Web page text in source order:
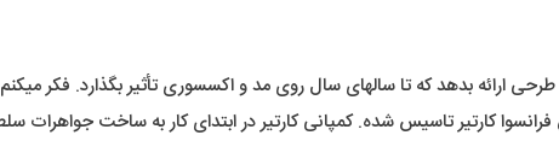
ارائه بدهد که تا سالهای سال روی مد و اکسسوری تأثیر بگذارد. فکر
قدمتی حدود دو قرن از سال 1847 توسظ لوییس فرانسوا کارتیر تاسیس شده. کمپانی کارتیر در